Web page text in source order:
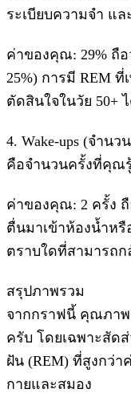
ระเบียบความจำ แ
ค่าของคุณ: 29% ถื
25%) การมี REM ที่
ตัดสินใจในวัย 50+
​4. Wake-ups (จำน
คือจำนวนครั้งที่คุณ
ค่าของคุณ: 2 ครั้ง
ตื่นมาเข้าห้องน้ำหรื
ตราบใดที่สามารถ
​สรุปภาพรวม
จากกราฟนี้ คุณภา
ครับ โดยเฉพาะสัด
ฝัน (REM) ที่สูงกว่
กายและสมอง